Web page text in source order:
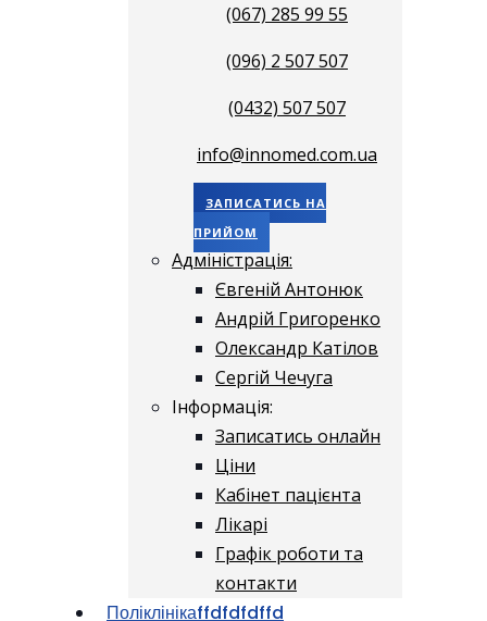
(067) 285 99 55
(096) 2 507 507
(0432) 507 507
info@innomed.com.ua
ЗАПИСАТИСЬ НА
ПРИЙОМ
Адміністрація:
Євгеній Антонюк
Андрій Григоренко
Олександр Катілов
Сергій Чечуга
Інформація:
Записатись онлайн
Ціни
Кабінет пацієнта
Лікарі
Графік роботи та
контакти
Поліклінікаffdfdfdffd